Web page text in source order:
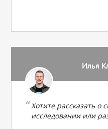
Илья
Хотите рассказать о
исследовании или